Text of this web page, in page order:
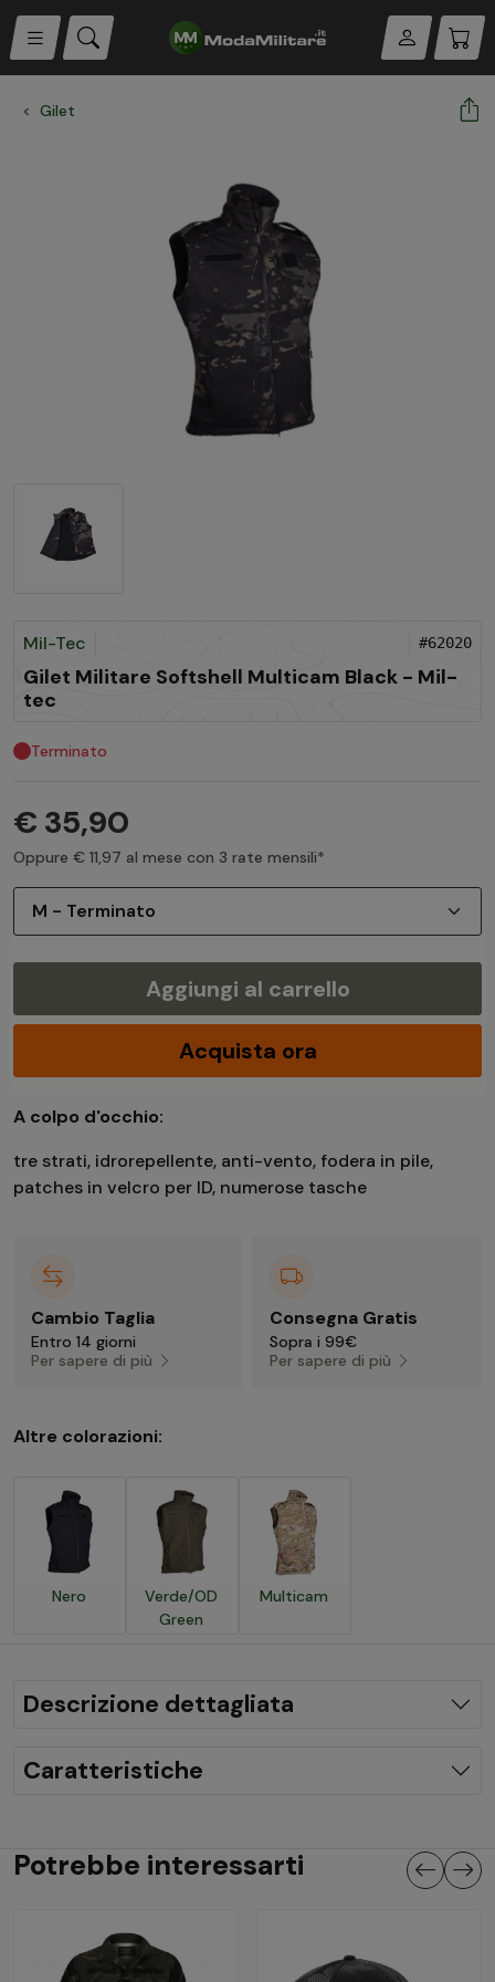
Gilet
Mil-Tec #62020
Gilet Militare Softshell Multicam Black - Mil-
tec
Terminato
€ 35,90
Oppure € 11,97 al mese con 3 rate mensili*
Aggiungi al carrello
Acquista ora
A colpo d'occhio:
tre strati, idrorepellente, anti-vento, fodera in pile,
patches in velcro per ID, numerose tasche
Cambio Taglia
Entro 14 giorni
Per sapere di più
Consegna Gratis
Sopra i 99€
Per sapere di più
Altre colorazioni:
Nero
Verde/OD
Green
Multicam
Descrizione dettagliata
Caratteristiche
Potrebbe interessarti